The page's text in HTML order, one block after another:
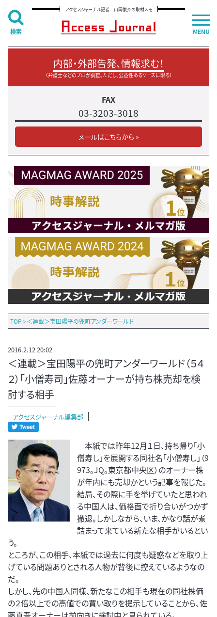
アクセスジャーナル記者 山岡俊介の取材メモ
内部・外部告発、情報求む！
（弁護士などのプロが調査。ただし、公益性あるケースに限る）
FAX
03-3203-3018
メールはこちらから »
TOP >＜連載＞宝田陽平の兜町アンダーワールド
2016.2.12 20:02
＜連載＞宝田陽平の兜町アンダーワールド（５４
２）「小僧寿司」佐藤オーナーが持ち株売却を検
討する相手
アクセスジャーナル編集部
本紙では昨年12月１日、持ち帰り「小
僧寿し」を展開する同社名「小僧寿し」（9
973。JQ。東京都中央区）のオーナー株
が年内にも売却かという記事を報じた。
結局、その際に手を挙げていたと思われ
る中国人は、価格面で折り合いがつかず
撤退。しかしながら、いま、かなり話が煮
詰まって来ている新たな相手がいるとい
う。
ところが、この相手、本紙では過去に何度も疑惑などを取り上
げている問題ありとされる人物が背後に控えているようなの
だ。
しかし、先の中国人同様、新たなこの相手も現在の同社株価
の２倍以上での高値での買い取りを提示していることから、佐
MENU
検索